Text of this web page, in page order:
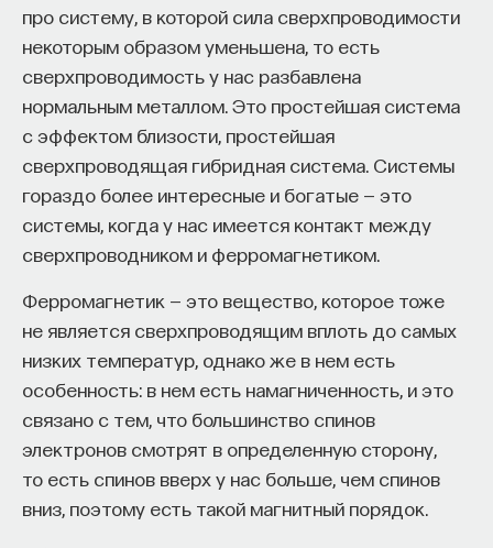
про систему, в которой сила сверхпроводимости
некоторым образом уменьшена, то есть
сверхпроводимость у нас разбавлена
нормальным металлом. Это простейшая система
с эффектом близости, простейшая
сверхпроводящая гибридная система. Системы
гораздо более интересные и богатые — это
системы, когда у нас имеется контакт между
сверхпроводником и ферромагнетиком.
Ферромагнетик — это вещество, которое тоже
не является сверхпроводящим вплоть до самых
низких температур, однако же в нем есть
особенность: в нем есть намагниченность, и это
связано с тем, что большинство спинов
электронов смотрят в определенную сторону,
то есть спинов вверх у нас больше, чем спинов
вниз, поэтому есть такой магнитный порядок.
Ульяна Раведовская
Сения Долгачева
редактор ПостНауки
ИСКУССТВЕННЫЙ ИНТЕЛЛЕКТ
220 публикаций
АКАДЕМИЧЕСКАЯ СРЕДА ОБУЧЕНИЕ
НЕЙРОСЕТЕВЫЕ АРХИТЕКТУРЫ
СТРОИТЕЛИ БУДУЩЕГО